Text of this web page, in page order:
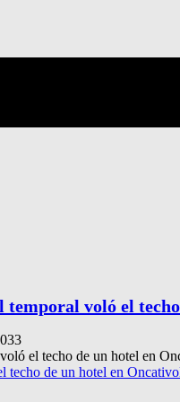
temporal voló el
el techo de un hotel en
techo de un hotel en Oncativo